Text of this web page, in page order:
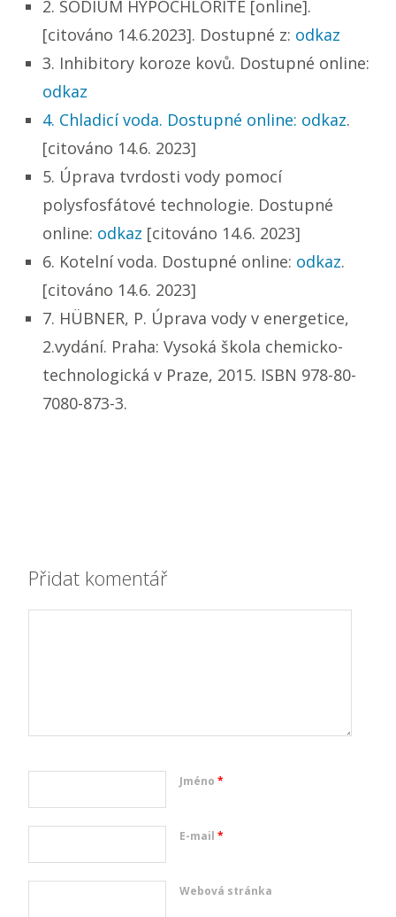
2. SODIUM HYPOCHLORITE [online].
[citováno 14.6.2023]. Dostupné z: odkaz
3. Inhibitory koroze kovů. Dostupné online:
odkaz
4. Chladicí voda. Dostupné online: odkaz.
[citováno 14.6. 2023]
5. Úprava tvrdosti vody pomocí
polysfosfátové technologie. Dostupné
online: odkaz [citováno 14.6. 2023]
6. Kotelní voda. Dostupné online: odkaz.
[citováno 14.6. 2023]
7. HÜBNER, P. Úprava vody v energetice,
2.vydání. Praha: Vysoká škola chemicko-
technologická v Praze, 2015. ISBN 978-80-
7080-873-3.
Přidat komentář
Jméno *
E-mail *
Webová stránka